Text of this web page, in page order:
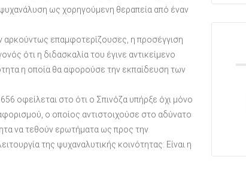
ως χορηγούμενη θεραπεία από έναν
αρκούντως επαμφοτερίζουσες, η προσέγγιση
ότι η διδασκαλία του έγινε αντικείμενο
η οποία θα αφορούσε την εκπαίδευση των
οφείλεται στο ότι ο Σπινόζα υπήρξε όχι μόνο
ο οποίος αντιστοιχούσε στο αδύνατο
να τεθούν ερωτήματα ως προς την
της ψυχαναλυτικής κοινότητας: Είναι η